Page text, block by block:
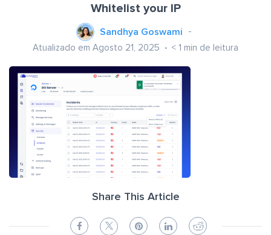
Whitelist your IP
Sandhya Goswami
Atualizado em Agosto 21, 2025 < 1 min de leitura
Share This Article